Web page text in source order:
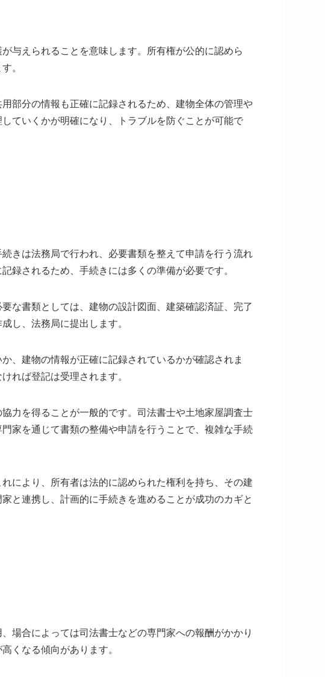
与えられることを意味します。所有権が公的に認めら
。
部分の情報も正確に記録されるため、建物全体の管理や
ていくかが明確になり、トラブルを防ぐことが可能で
きは法務局で行われ、必要書類を整えて申請を行う流れ
録されるため、手続きには多くの準備が必要です。
な書類としては、建物の設計図面、建築確認済証、完了
し、法務局に提出します。
、建物の情報が正確に記録されているかが確認されま
れば登記は受理されます。
力を得ることが一般的です。司法書士や土地家屋調査士
家を通じて書類の整備や申請を行うことで、複雑な手続
により、所有者は法的に認められた権利を持ち、その建
と連携し、計画的に手続きを進めることが成功のカギと
場合によっては司法書士などの専門家への報酬がかかり
くなる傾向があります。